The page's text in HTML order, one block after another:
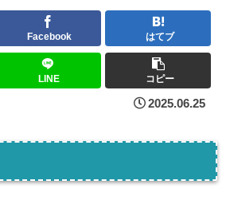
Facebook はてブ
LINE コピー
2025.06.25